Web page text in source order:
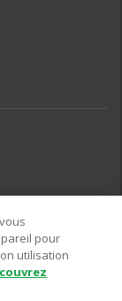
sur la
pour
utilisation